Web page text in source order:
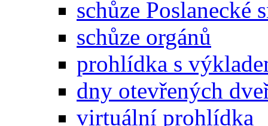
schůze Poslanecké
schůze orgánů
prohlídka s
dny otevřených
virtuální prohlídka